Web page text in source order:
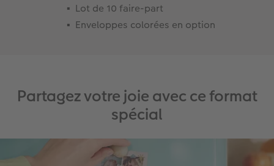
Lot de 10 faire-part
Enveloppes colorées en option
Partagez votre joie avec ce format
spécial